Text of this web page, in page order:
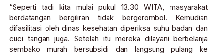
“Seperti tadi kita mulai pukul 13.30 WITA, masyarakat
berdatangan bergiliran tidak bergerombol. Kemudian
difasilitasi oleh dinas kesehatan diperiksa suhu badan dan
cuci tangan juga. Setelah itu mereka dilayani berbelanja
sembako murah bersubsidi dan langsung pulang ke